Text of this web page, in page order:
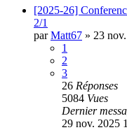
[2025-26]
2/1
parMatt67 » 23
1
2
3
26 Réponses
5084 Vues
Dernier
29 nov. 2025